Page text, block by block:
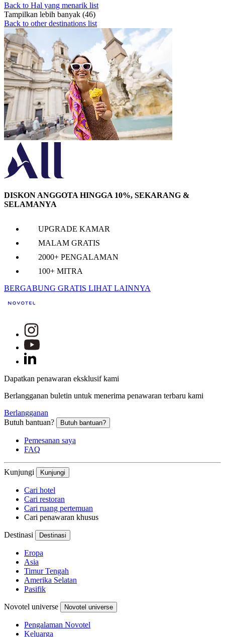
Back to Hal yang menarik list
Tampilkan lebih banyak (46)
Back to other destinations list
DISKON ANGGOTA HINGGA 10%, SEKARANG &
SELAMANYA
UPGRADE KAMAR
MALAM GRATIS
2000+ PENGALAMAN
100+ MITRA
BERGABUNG GRATIS LIHAT LAINNYA
Dapatkan penawaran eksklusif kami
Berlangganan buletin untuk menerima penawaran terbaru kami
Berlangganan
Butuh bantuan?
Butuh bantuan?
Pemesanan saya
FAQ
Kunjungi Kunjungi
Cari hotel
Cari restoran
Cari ruang pertemuan
Cari penawaran khusus
Destinasi Destinasi
Eropa
Asia
Timur Tengah
Amerika Selatan
Pasifik
Novotel universe Novotel universe
Pengalaman Novotel
Keluarga